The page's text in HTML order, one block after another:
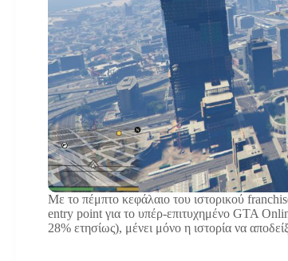
Με το πέμπτο κεφάλαιο του ιστορικού
entry point για το υπέρ-επιτυχημένο GTA
28% ετησίως), μένει μόνο η ιστορία να